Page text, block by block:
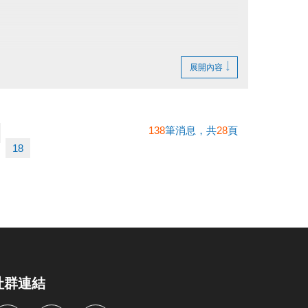
憑證及發票至本中心辦理退費。
展開內容
18
138筆消息，共28頁
群連結